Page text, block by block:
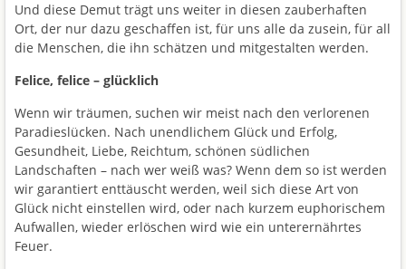
Und diese Demut trägt uns weiter in diesen zauberhaften
Ort, der nur dazu geschaffen ist, für uns alle da zusein, für all
die Menschen, die ihn schätzen und mitgestalten werden.
Felice, felice – glücklich
Wenn wir träumen, suchen wir meist nach den verlorenen
Paradieslücken. Nach unendlichem Glück und Erfolg,
Gesundheit, Liebe, Reichtum, schönen südlichen
Landschaften – nach wer weiß was? Wenn dem so ist werden
wir garantiert enttäuscht werden, weil sich diese Art von
Glück nicht einstellen wird, oder nach kurzem euphorischem
Aufwallen, wieder erlöschen wird wie ein unterernährtes
Feuer.